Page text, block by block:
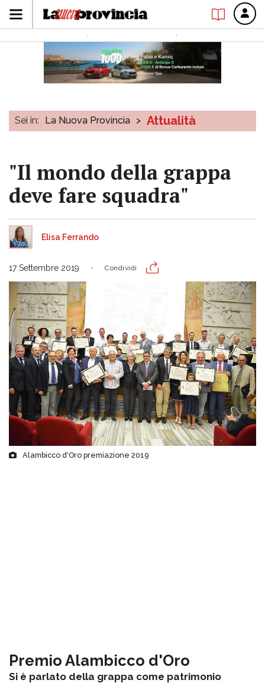
Sei in: La Nuova Provincia > Attualità
"Il mondo della grappa
deve fare squadra"
Elisa Ferrando
17 Settembre 2019 Condividi
Alambicco d'Oro premiazione 2019
Premio Alambicco d'Oro
Si è parlato della grappa come patrimonio